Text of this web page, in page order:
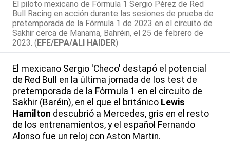
El piloto mexicano de Fórmula 1 Sergio Pérez de Red
Bull Racing en acción durante las sesiones de prueba de
pretemporada de la Fórmula 1 de 2023 en el circuito de
Sakhir cerca de Manama, Bahréin, el 25 de febrero de
2023. (EFE/EPA/ALI HAIDER)
El mexicano Sergio 'Checo' destapó el potencial
de Red Bull en la última jornada de los test de
pretemporada de la Fórmula 1 en el circuito de
Sakhir (Baréin), en el que el británico Lewis
Hamilton descubrió a Mercedes, gris en el resto
de los entrenamientos, y el español Fernando
Alonso fue un reloj con Aston Martin.